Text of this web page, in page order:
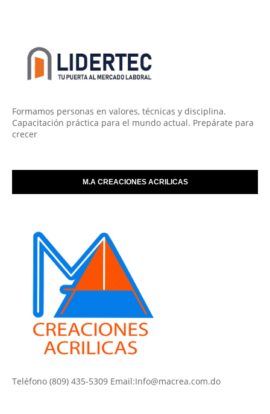
Formamos personas en valores, técnicas y disciplina.
Capacitación práctica para el mundo actual. Prepárate para
crecer
M.A CREACIONES ACRILICAS
Teléfono (809) 435-5309 Email:Info@macrea.com.do